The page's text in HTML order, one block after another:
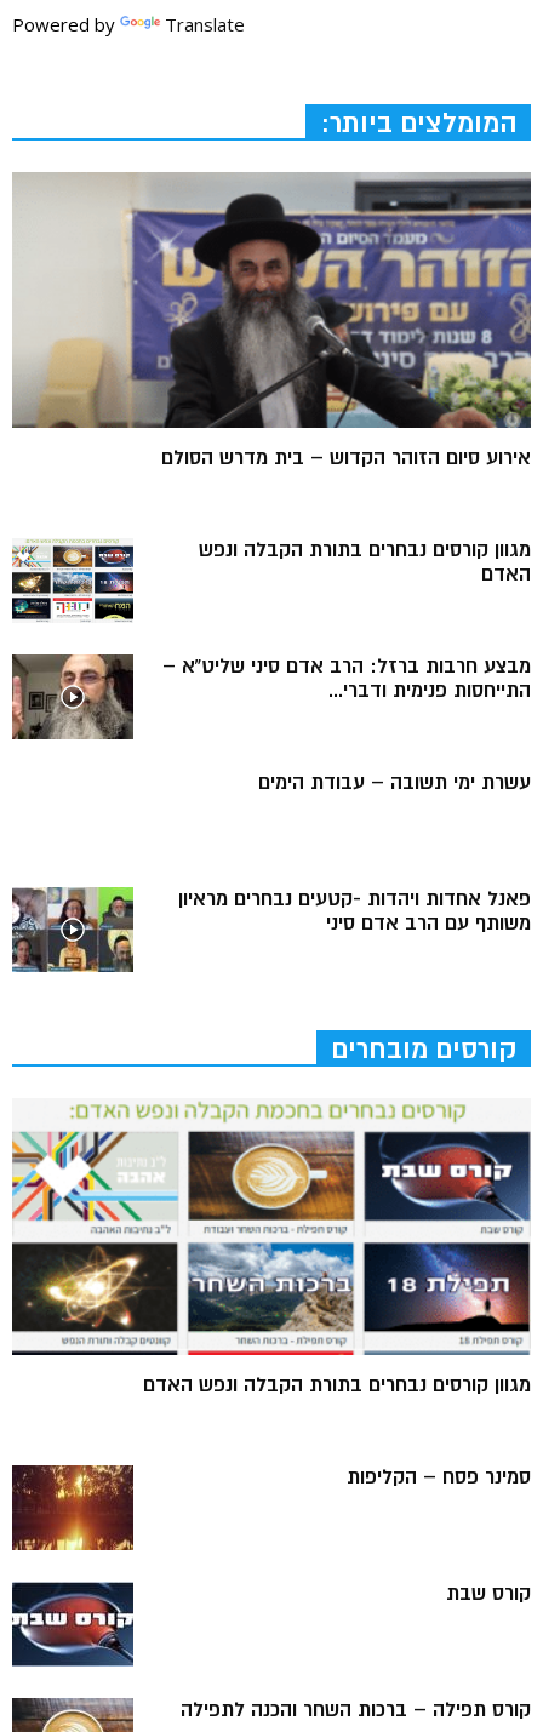
Powered by Translate
המומלצים ביותר:
אירוע סיום הזוהר הקדוש – בית מדרש הסולם
מגוון קורסים נבחרים בתורת הקבלה ונפש
האדם
מבצע חרבות ברזל: הרב אדם סיני שליט”א –
התייחסות פנימית ודברי...
עשרת ימי תשובה – עבודת הימים
פאנל אחדות ויהדות -קטעים נבחרים מראיון
משותף עם הרב אדם סיני
קורסים מובחרים
מגוון קורסים נבחרים בתורת הקבלה ונפש האדם
סמינר פסח – הקליפות
קורס שבת
קורס תפילה – ברכות השחר והכנה לתפילה